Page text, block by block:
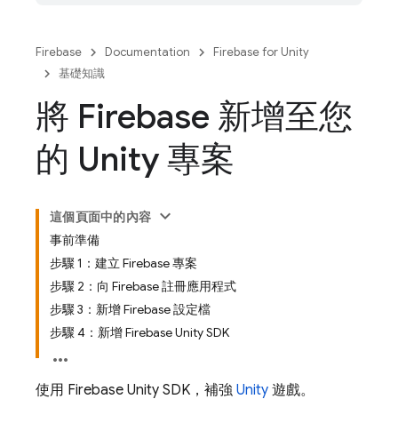
Firebase Documentation
Firebase for Unity
基礎知識
將 Firebase 新增至您
的 Unity 專案
這個頁面中的內容
事前準備
步驟 1：建立 Firebase 專案
步驟 2：向 Firebase 註冊應用程式
步驟 3：新增 Firebase 設定檔
步驟 4：新增 Firebase Unity SDK
使用 Firebase Unity SDK，補強 Unity 遊戲。